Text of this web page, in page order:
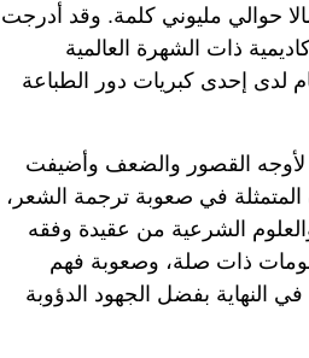
حوالي مليوني كلمة. وقد أدرجت
ذات الشهرة العالمية
لدى إحدى كبريات دور الطباعة
لأوجه القصور والضعف وأضيفت
المتمثلة في صعوبة ترجمة الشعر،
الشرعية من عقيدة وفقه
ذات صلة، وصعوبة فهم
في النهاية بفضل الجهود الدؤوبة